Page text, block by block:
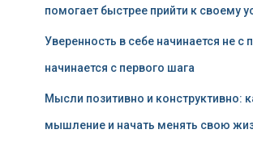
помогает быстрее прийти к своему
Уверенность в себе начинается не с
начинается с первого шага
Мысли позитивно и конструктивно:
мышление и начать менять свою